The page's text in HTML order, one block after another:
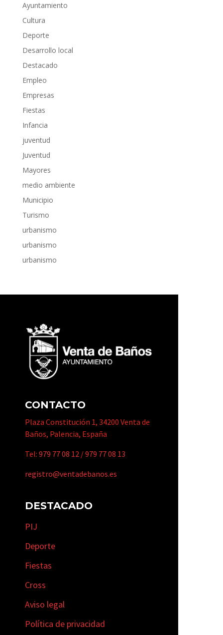
Ayuntamiento
Cultura
Deporte
Desarrollo local
Destacado
Empleo
Empresas
Fiestas
Infancia
juventud
Juventud
Mayores
medio ambiente
Municipio
Turismo
urbanismo
urbanismo
urbanismo
CONTACTO
Plaza Constitución 1, 34200 Venta de
Baños, Palencia, España
Tel: 979 77 08 12 /979 77 08 13
registro@ventadebanos.es
DESTACADO
PIJ
Deporte
Fiestas
Cross
Aviso legal
Política de privacidad